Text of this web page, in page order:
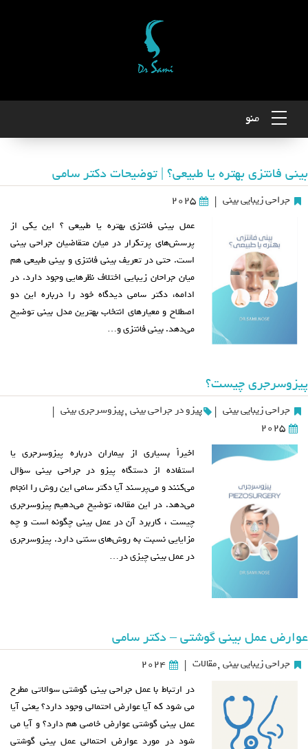
منو
بینی فانتزی بهتره یا طبیعی؟ | توضیحات دکتر سامی
جراحی زیبایی بینی |
2025
عمل بینی فانتزی بهتره یا طبیعی ؟ این یکی از
پرسش‌های پرتکرار در میان متقاضیان جراحی بینی
است. حتی در تعریف بینی فانتزی و بینی طبیعی هم
میان جراحان زیبایی اختلاف‌ نظرهایی وجود دارد. در
ادامه، دکتر سامی دیدگاه خود را درباره این دو
اصطلاح و معیارهای انتخاب بهترین مدل بینی توضیح
می‌دهد. بینی فانتزی و…
پیزوسرجری چیست؟
جراحی زیبایی بینی | پیزو در جراحی بینی ,پیزوسرجری بینی |
2025
اخیراً بسیاری از بیماران درباره پیزوسرجری یا
استفاده از دستگاه پیزو در جراحی بینی سؤال
می‌کنند و می‌پرسند آیا دکتر سامی این روش را انجام
می‌دهد. در این مقاله، توضیح می‌دهیم پیزوسرجری
چیست ، کاربرد آن در عمل بینی چگونه است و چه
مزایایی نسبت به روش‌های سنتی دارد. پیزوسرجری
در عمل بینی چیزی در…
عوارض عمل بینی گوشتی – دکتر سامی
جراحی زیبایی بینی ,مقالات |
2024
در ارتباط با عمل جراحی بینی گوشتی سوالاتی مطرح
می شود که آیا عوارض احتمالی وجود دارد؟ یعنی آیا
عمل بینی گوشتی عوارض خاصی هم دارد؟ و آیا می
شود در مورد عوارض احتمالی عمل بینی گوشتی